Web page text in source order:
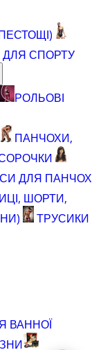
ДЛЯ СПОРТУ
РОЛЬОВІ
ПАНЧОХИ,
ДЛЯ ПАНЧОХ
ШОРТИ,
ТРУСИКИ
ВАННОЇ